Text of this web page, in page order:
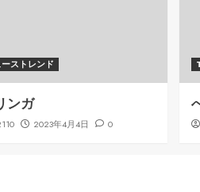
ストレンド
ンガ
2023年4月4日 0